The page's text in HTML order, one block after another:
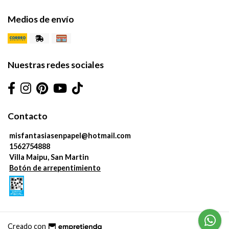
Medios de envío
Nuestras redes sociales
Contacto
misfantasiasenpapel@hotmail.com
1562754888
Villa Maipu, San Martin
Botón de arrepentimiento
Creado con